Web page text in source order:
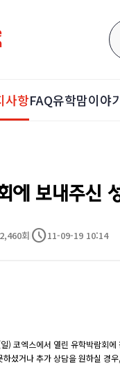
사항FAQ유학맘이야
에 보내주신
회 schedule11-09-19 10:14
코엑스에서 열린 유학박람회에
셨거나 추가 상담을 원하실 경